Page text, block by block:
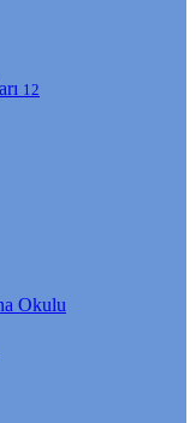
12
Okulu